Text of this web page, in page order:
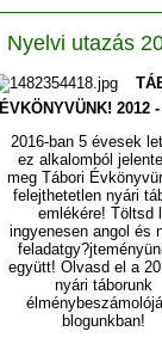
Nyelvi utazás
ÉVKÖNYVÜNK! 2012
2016-ban 5 évesek
ez alkalomból
meg Tábori
felejthetetlen nyári
emlékére! Töltsd
ingyenesen angol és
együtt! Olvasd el a
nyári táborunk
blogunkban!